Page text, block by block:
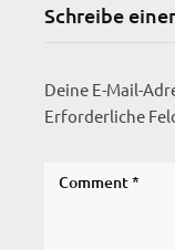
Schreibe
Deine E-Mail-
Erforderliche